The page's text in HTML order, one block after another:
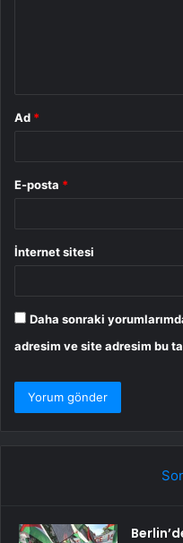
Ad *
E-posta *
İnternet sitesi
Daha sonraki
adresim ve site adresim bu